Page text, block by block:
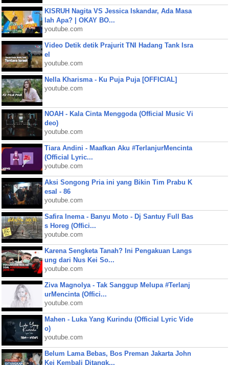
KISRUH Nagita VS Jessica Iskandar, Ada Masa
lah Apa? | OKAY BO...
youtube.com
Video Detik detik Prajurit TNI Hadang Tank Isra
el
youtube.com
Nella Kharisma - Ku Puja Puja [OFFICIAL]
youtube.com
NOAH - Kala Cinta Menggoda (Official Music Vi
deo)
youtube.com
Tiara Andini - Maafkan Aku #TerlanjurMencinta
(Official Lyric...
youtube.com
Aksi Songong Pria ini yang Bikin Tim Prabu K
esal - 86
youtube.com
Safira Inema - Banyu Moto - Dj Santuy Full Bas
s Horeg (Offici...
youtube.com
Karena Sengketa Tanah? Ini Pengakuan Langs
ung dari Nus Kei So...
youtube.com
Ziva Magnolya - Tak Sanggup Melupa #Terlanj
urMencinta (Offici...
youtube.com
Mahen - Luka Yang Kurindu (Official Lyric Vide
o)
youtube.com
Belum Lama Bebas, Bos Preman Jakarta John
Kei Kembali Ditangk...